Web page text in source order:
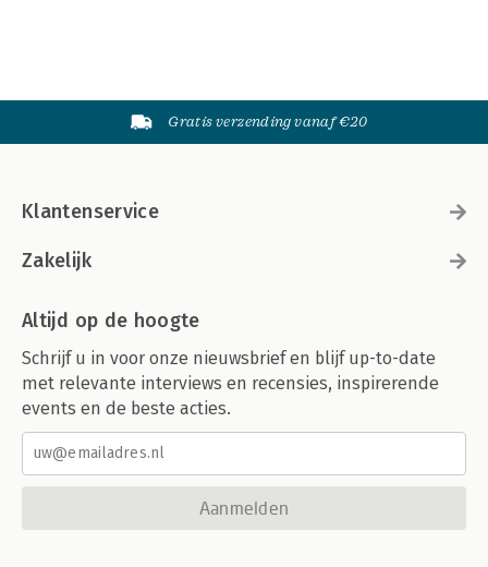
Gratis verzending vanaf €20
Klantenservice
Zakelijk
Altijd op de hoogte
Schrijf u in voor onze nieuwsbrief en blijf up-to-date
met relevante interviews en recensies, inspirerende
events en de beste acties.
Aanmelden